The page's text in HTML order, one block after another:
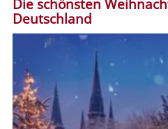
Die schönsten
Deutschland